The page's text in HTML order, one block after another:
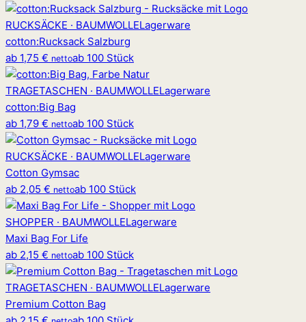
RUCKSÄCKE · BAUMWOLLELagerware
cotton:Rucksack Salzburg
ab 1,75 € nettoab 100 Stück
TRAGETASCHEN · BAUMWOLLELagerware
cotton:Big Bag
ab 1,79 € nettoab 100 Stück
RUCKSÄCKE · BAUMWOLLELagerware
Cotton Gymsac
ab 2,05 € nettoab 100 Stück
SHOPPER · BAUMWOLLELagerware
Maxi Bag For Life
ab 2,15 € nettoab 100 Stück
TRAGETASCHEN · BAUMWOLLELagerware
Premium Cotton Bag